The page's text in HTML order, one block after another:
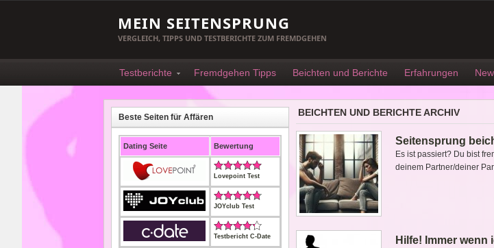
MEIN SEITENSPRUNG
VERGLEICH, TIPPS UND TESTBERICHTE ZUM FREMDGEHEN
Testberichte Fremdgehen Tipps Beichten und Berichte Erfahrungen
BEICHTEN UND BERICHTE ARCHIV
Seitensprung
Es ist passiert? Du bist
deinem Partner/deiner
Hilfe! Immer wenn
Beste Seiten für Affären
Dating Seite Bewertung
Lovepoint Test
JOYclub Test
Testbericht C-Date